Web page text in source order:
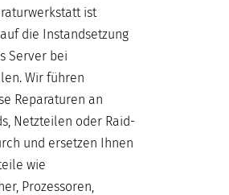
ist
die Instandsetzung
Server bei
Wir führen
Reparaturen an
Netzteilen oder Raid-
und ersetzen Ihnen
wie
Prozessoren,